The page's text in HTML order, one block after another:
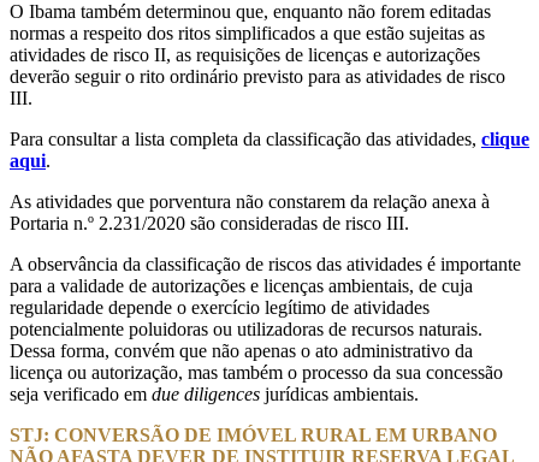
O Ibama também determinou que, enquanto não forem editadas
normas a respeito dos ritos simplificados a que estão sujeitas as
atividades de risco II, as requisições de licenças e autorizações
deverão seguir o rito ordinário previsto para as atividades de risco
III.
Para consultar a lista completa da classificação das atividades, clique
aqui.
As atividades que porventura não constarem da relação anexa à
Portaria n.º 2.231/2020 são consideradas de risco III.
A observância da classificação de riscos das atividades é importante
para a validade de autorizações e licenças ambientais, de cuja
regularidade depende o exercício legítimo de atividades
potencialmente poluidoras ou utilizadoras de recursos naturais.
Dessa forma, convém que não apenas o ato administrativo da
licença ou autorização, mas também o processo da sua concessão
seja verificado em due diligences jurídicas ambientais.
STJ: CONVERSÃO DE IMÓVEL RURAL EM URBANO
NÃO AFASTA DEVER DE INSTITUIR RESERVA LEGAL